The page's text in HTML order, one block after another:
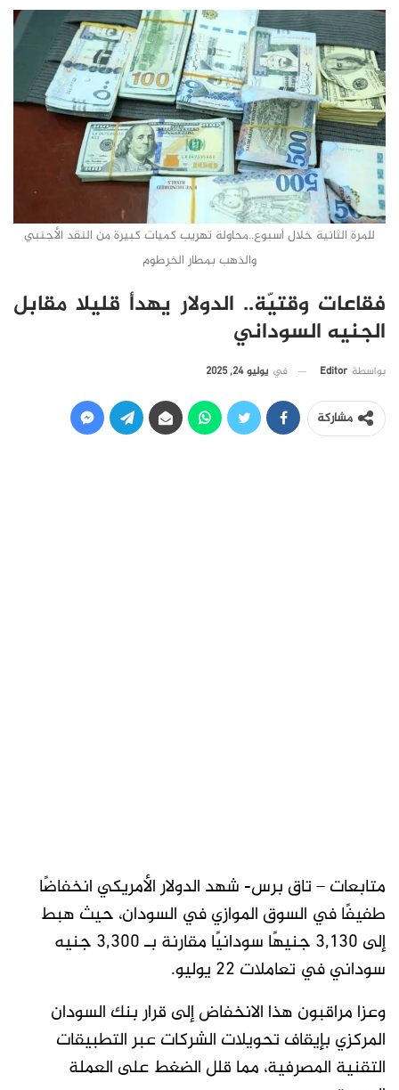
للمرة الثانية خلال أسبوع..محاولة تهريب كميات كبيرة من النقد الأجنبي
والذهب بمطار الخرطوم
فقاعات وقتيّة.. الدولار يهدأ قليلا مقابل
الجنيه السوداني
بواسطة Editor في يوليو 24, 2025
مشاركة
متابعات – تاق برس- شهد الدولار الأمريكي انخفاضًا
طفيفًا في السوق الموازي في السودان، حيث هبط
إلى 3,130 جنيهًا سودانيًا مقارنة بـ 3,300 جنيه
سوداني في تعاملات 22 يوليو.
وعزا مراقبون هذا الانخفاض إلى قرار بنك السودان
المركزي بإيقاف تحويلات الشركات عبر التطبيقات
التقنية المصرفية، مما قلل الضغط على العملة